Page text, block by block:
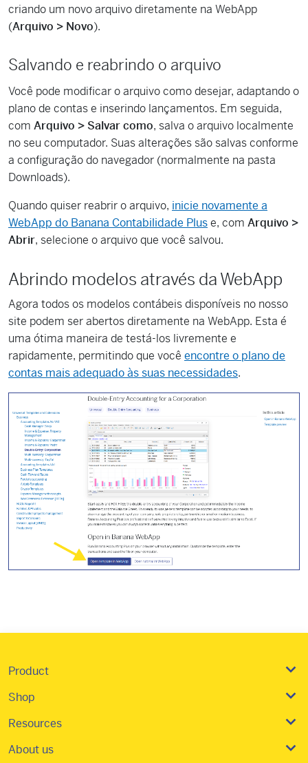
criando um novo arquivo diretamente na WebApp
(Arquivo > Novo).
Salvando e reabrindo o arquivo
Você pode modificar o arquivo como desejar, adaptando o
plano de contas e inserindo lançamentos. Em seguida,
com Arquivo > Salvar como, salva o arquivo localmente
no seu computador. Suas alterações são salvas conforme
a configuração do navegador (normalmente na pasta
Downloads).
Quando quiser reabrir o arquivo, inicie novamente a
WebApp do Banana Contabilidade Pluse, com Arquivo >
Abrir, selecione o arquivo que você salvou.
Abrindo modelos através da WebApp
Agora todos os modelos contábeis disponíveis no nosso
site podem ser abertos diretamente na WebApp. Esta é
uma ótima maneira de testá-los livremente e
rapidamente, permitindo que você encontre o plano de
contas mais adequado às suas necessidades.
Product
Shop
Resources
About us